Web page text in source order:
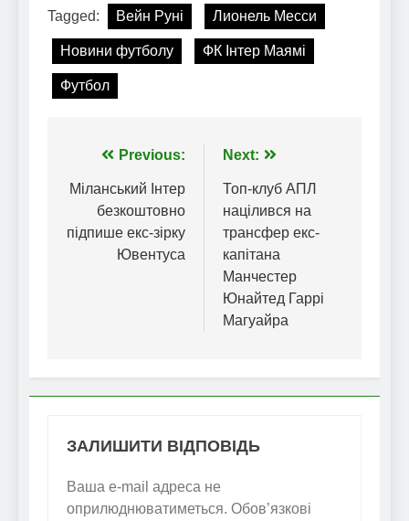
Tagged: Вейн Руні Лионель Месси
Новини футболу ФК Інтер Маямі
Футбол
Навігація
записів
Previous:
Міланський Інтер
безкоштовно
підпише екс-зірку
Ювентуса
Next:
Топ-клуб АПЛ
націлився на
трансфер екс-
капітана
Манчестер
Юнайтед Гаррі
Магуайра
ЗАЛИШИТИ ВІДПОВІДЬ
Ваша e-mail адреса не
оприлюднюватиметься. Обов’язкові